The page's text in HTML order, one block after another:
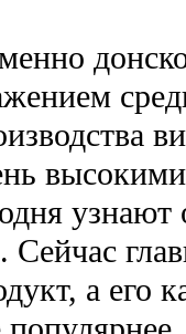
Сейчас
а его